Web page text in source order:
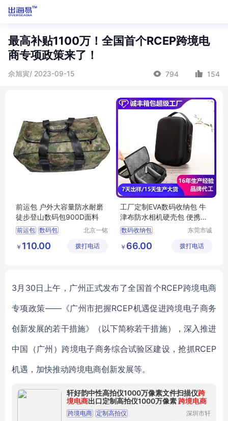
最高补贴1100万！全国首个RCEP跨境电
商专项政策来了！
佘旭寅/ 2023-09-15 794 154
前运包 户外大容量防水耐磨
徒步登山数码包900D面料
前运包 数码包
北京一铭
有限公司
￥ 110.00 拨打电话
工厂定制EVA数码收纳包 牛
津布防水相机硬壳包 便携式
带锁数码包
数码收纳包
防水硬壳包
eva数码包
东莞市诚
限公司
￥ 66.00 拨打电话
3月30日上午，广州正式发布了全国首个RCEP跨境电商
专项政策——《广州市把握RCEP机遇促进跨境电子商务
创新发展的若干措施》（以下简称若干措施），深入推进
中国（广州）跨境电子商务综合试验区建设，抢抓RCEP
机遇，加快推动跨境电商创新发展等。
轩好韵中性高拍仪1000万像素文件扫描仪跨
境电商出口定制高拍仪1000万像素跨境电商
跨境电商 定制高拍仪
深圳市轩